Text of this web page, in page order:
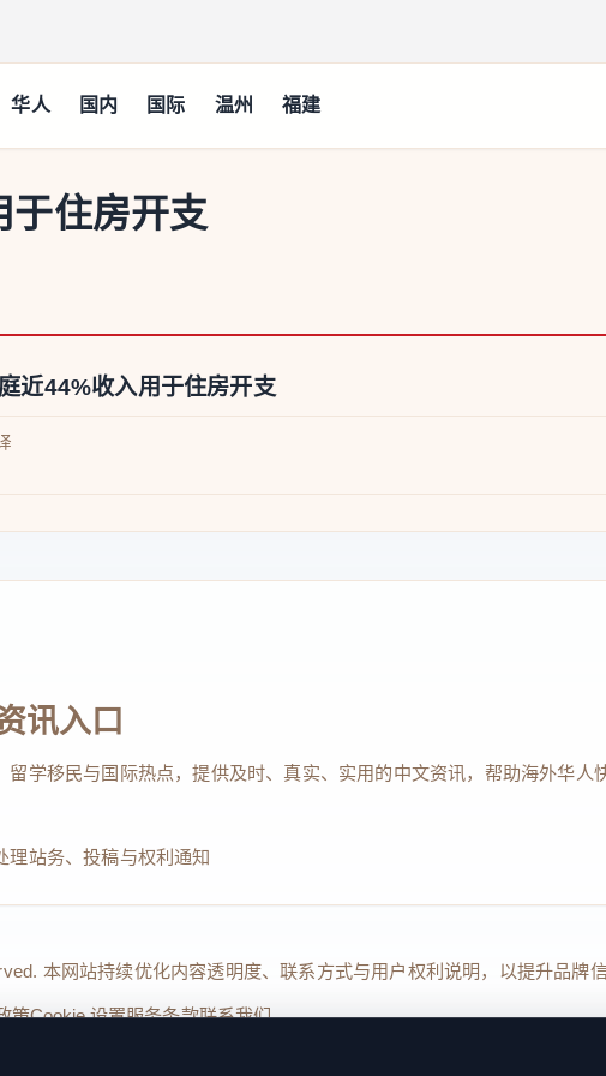
华人 国内 国际 温州 福建
于住房开支
近44%收入用于住房开支
讯入口
学移民与国际热点，提供及时、真实、实用的中文资讯，帮助海外华人
理站务、投稿与权利通知
本网站持续优化内容透明度、联系方式与用户权利说明，以提升品牌
策Cookie 设置服务条款联系我们